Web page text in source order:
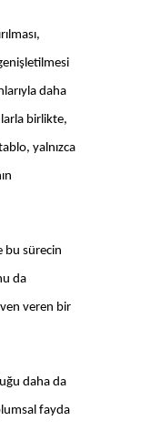
daha
birlikte,
yalnızca
bu sürecin
da
veren bir
daha da
fayda